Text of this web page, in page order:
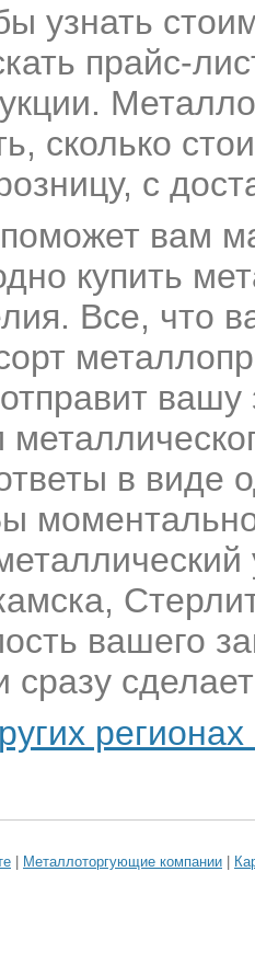
узнать
прайс-
сколько
с
вам
купить
Все, что
в виде
вашего
сразу
регионах
| Металлоторгующие компании |